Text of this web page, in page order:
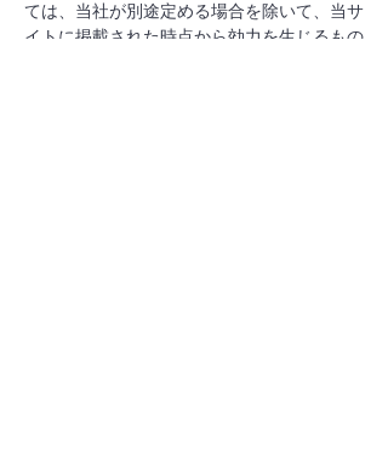
ては、当社が別途定める場合を除いて、当サ
イトに掲載された時点から効力を生じるもの